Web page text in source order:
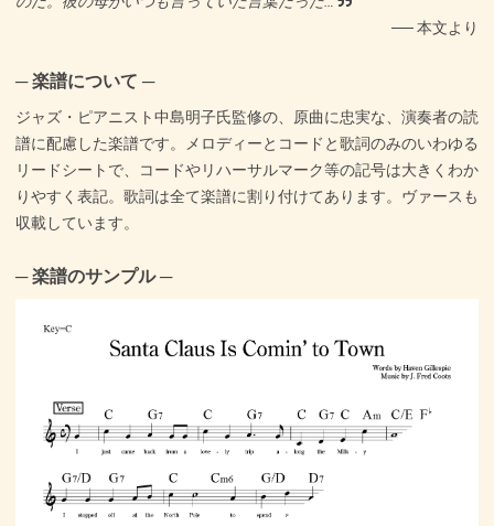
── 本文より
─ 楽譜について ─
ジャズ・ピアニスト中島明子氏監修の、原曲に忠実な、演奏者の読
譜に配慮した楽譜です。メロディーとコードと歌詞のみのいわゆる
リードシートで、コードやリハーサルマーク等の記号は大きくわか
りやすく表記。歌詞は全て楽譜に割り付けてあります。ヴァースも
収載しています。
─ 楽譜のサンプル ─